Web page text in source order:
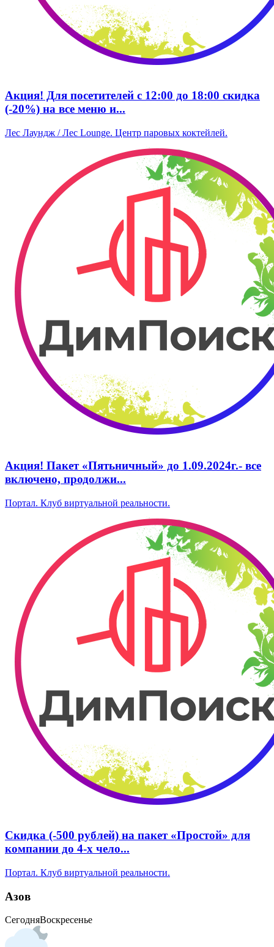
Акция! Для посетителей с 12:00 до 18:00 скидка
(-20%) на все меню и...
Лес Лаундж / Лес Lounge. Центр паровых коктейлей.
А‌кция! Пакет «Пятьничный» до 1.09.2024г.‌- все
включено, ‌продолжи...
Портал. Клуб виртуальной реальности.
Скидка (-500 рублей) на пакет «Простой» ‌‌‌для
компании до 4-х чело...
Портал. Клуб виртуальной реальности.
Азов
СегодняВоскресенье